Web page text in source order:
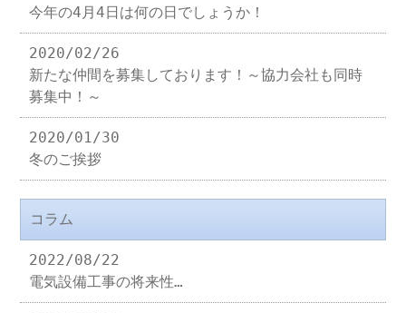
今年の4月4日は何の日でしょうか！
2020/02/26
新たな仲間を募集しております！～協力会社も同時
募集中！～
2020/01/30
冬のご挨拶
コラム
2022/08/22
電気設備工事の将来性…